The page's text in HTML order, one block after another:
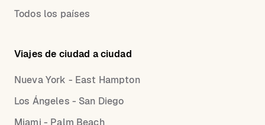
Todos los países
Viajes de ciudad a ciudad
Nueva York - East Hampton
Los Ángeles - San Diego
Miami - Palm Beach